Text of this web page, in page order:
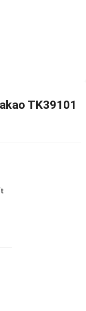
TK39101